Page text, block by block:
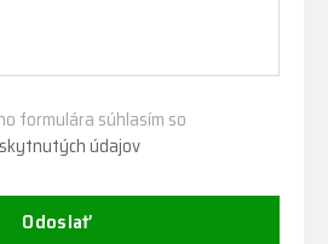
formulára súhlasím so
údajov
Odoslať